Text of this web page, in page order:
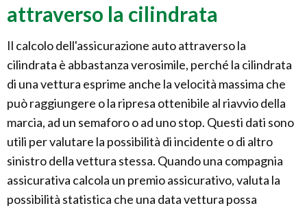
attraverso la cilindrata
Il calcolo dell'assicurazione auto attraverso la
cilindrata è abbastanza verosimile, perché la cilindrata
di una vettura esprime anche la velocità massima che
può raggiungere o la ripresa ottenibile al riavvio della
marcia, ad un semaforo o ad uno stop. Questi dati sono
utili per valutare la possibilità di incidente o di altro
sinistro della vettura stessa. Quando una compagnia
assicurativa calcola un premio assicurativo, valuta la
possibilità statistica che una data vettura possa